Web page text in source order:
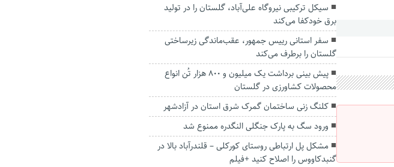
سیکل ترکیبی نیروگاه علی‌آباد، گلستان را در تولید
برق خودکفا می‌کند
سفر استانی رییس جمهور، عقب‌ماندگی زیرساختی
گلستان را برطرف می‌کند
پیش بینی برداشت یک میلیون و ۸۰۰ هزار تُن انواع
محصولات کشاورزی در گلستان
کلنگ زنی ساختمان گمرک شرق استان در آزادشهر
ورود سگ به پارک جنگلی النگدره ممنوع شد
مشکل پل ارتباطی روستای کورکلی – قلندرآباد بالا در
گنبدکاووس را اصلاح کنید +فیلم